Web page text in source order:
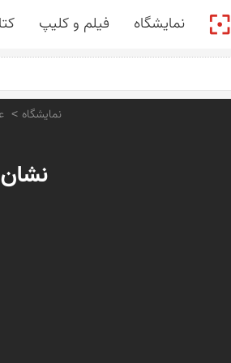
پیکمی نمایشگاه فیلم و کلیپ
نمایشگاه